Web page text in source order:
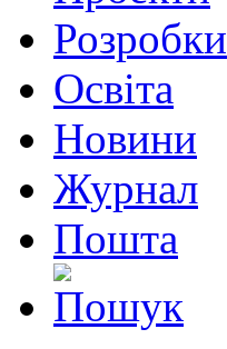
Розробки
Освіта
Новини
Журнал
Пошта